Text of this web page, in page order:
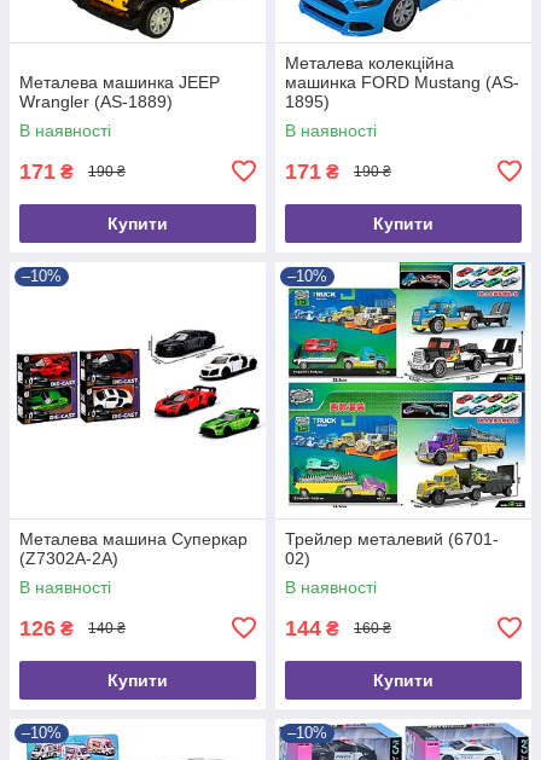
Металева машинка JEEP
Wrangler (AS-1889)
В наявності
171 ₴ 190 ₴
Купити
Металева колекційна
машинка FORD Mustang (AS-
1895)
В наявності
171 ₴ 190 ₴
Купити
–10%
Металева машина Суперкар
(Z7302A-2A)
В наявності
126 ₴ 140 ₴
Купити
–10%
Трейлер металевий (6701-
02)
В наявності
144 ₴ 160 ₴
Купити
–10% –10%